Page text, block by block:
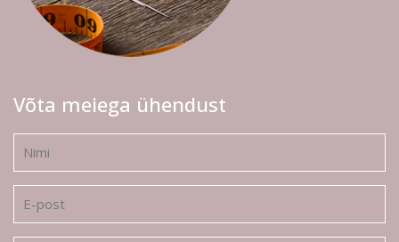
Võta meiega ühendust